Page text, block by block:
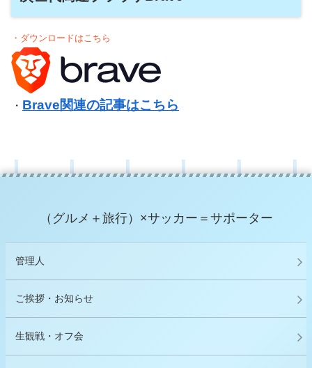
・ダウンロードはこちら
・ Brave関連の記事はこちら
（グルメ＋旅行）×サッカー＝サポーター
管理人
ご挨拶・お知らせ
生観戦・オフ会